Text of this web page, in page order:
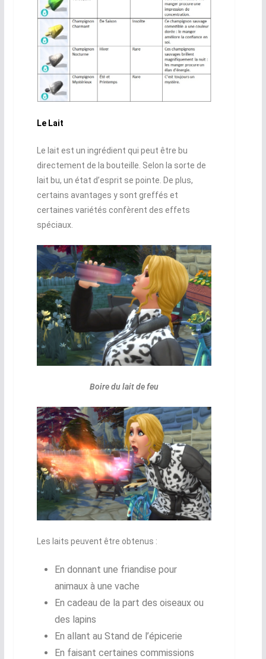
Le Lait
Le lait est un ingrédient qui peut être bu
directement de la bouteille. Selon la sorte de
lait bu, un état d’esprit se pointe. De plus,
certains avantages y sont greffés et
certaines variétés confèrent des effets
spéciaux.
Boire du lait de feu
Les laits peuvent être obtenus :
En donnant une friandise pour
animaux à une vache
En cadeau de la part des oiseaux ou
des lapins
En allant au Stand de l’épicerie
En faisant certaines commissions